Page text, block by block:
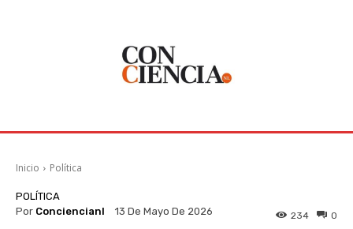
Inicio Política
POLÍTICA
Por Conciencianl 13 De Mayo De 2026 0
234